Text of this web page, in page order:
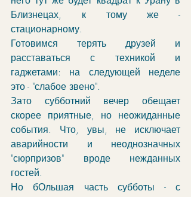
Близнецах, к тому же -
стационарному.
Готовимся терять друзей и
расставаться с техникой и
гаджетами: на следующей неделе
это - "слабое звено".
Зато субботний вечер обещает
скорее приятные, но неожиданные
события. Что, увы, не исключает
аварийности и неоднозначных
"сюрпризов" вроде нежданных
гостей.
Но бОльшая часть субботы - с